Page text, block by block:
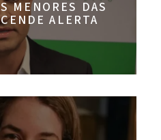
MENORES DAS
ALERTA